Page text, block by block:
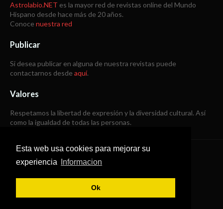
Esta web usa cookies para mejorar su
experiencia
Informacion
Ok
Astrolabio.NET es la mayor red de revistas online del Mundo
Hispano desde hace más de 20 años.
Conoce nuestra red
Publicar
Si desea publicar en alguna de nuestra revistas puede
contactarnos desde aquí.
Valores
Respetamos la libertad de expresión y la diversidad cultural. Así
como la igualdad de todas las personas.
Copyright © 1998 -